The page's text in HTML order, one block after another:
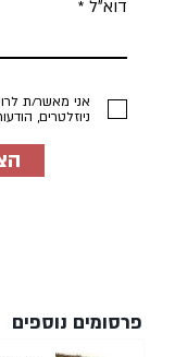
דוא״ל
אני מאשר/ת
ניוזלטרים,
פרסומים נוספים